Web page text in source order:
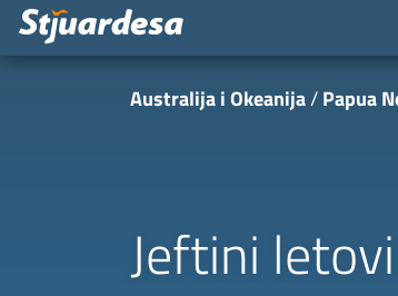
Australija i Okeanija Papua
Jeftini letovi